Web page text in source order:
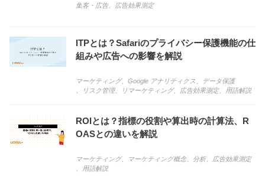
集客・広告、 広告効果測定
ITPとは？Safariのプライバシー保護機能の仕
組みや広告への影響を解説
マーケティング、 Google アナリティクス
データ保護
リスク管理、 リマーケティング、 広告効果測定、 用語解説
ROIとは？指標の役割や算出時の計算法、R
OASとの違いを解説
マーケティング、 マーケティング概念、 分析、
広告効果測定
用語解説